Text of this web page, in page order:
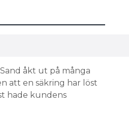
åkt ut på många
att en säkring har löst
hade kundens